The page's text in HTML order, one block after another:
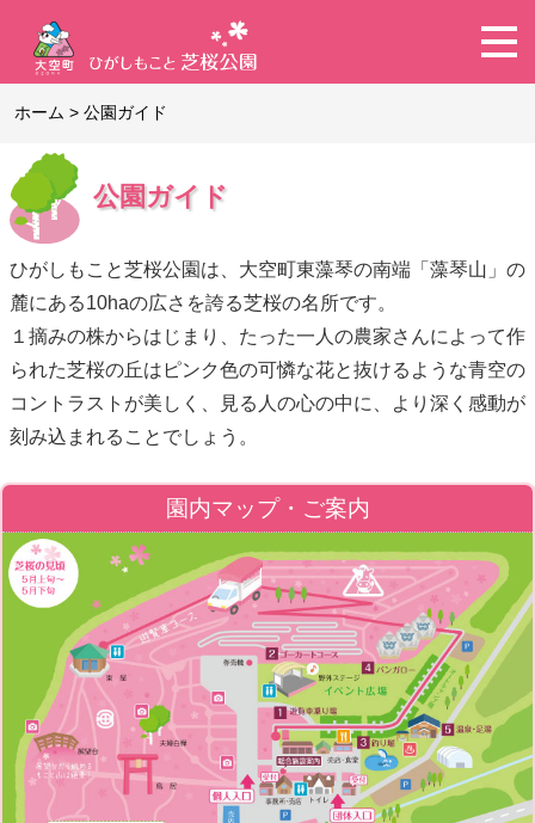
ホーム >公園ガイド
公園ガイド
ひがしもこと芝桜公園は、大空町東藻琴の南端「藻琴山」の
麓にある10haの広さを誇る芝桜の名所です。
１摘みの株からはじまり、たった一人の農家さんによって作
られた芝桜の丘はピンク色の可憐な花と抜けるような青空の
コントラストが美しく、見る人の心の中に、より深く感動が
刻み込まれることでしょう。
園内マップ・ご案内